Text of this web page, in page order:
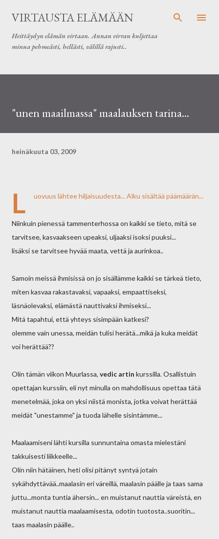
Siirry pääsisältöön
VIRTAUSTA ELÄMÄÄN
Heittäydyn elämän virtaan. Annan virran kuljettaa
minua pehmeästi, hellästi, välillä rajusti..
"unen maailmassa" maalauksen tarina...
heinäkuuta 03, 2009
L uovuus lähtee hiljaisuudesta... Alku sisältää päämäärän...
Niinkuin pienessä tammenterhossa on kaikki se tieto, mitä se
tarvitsee, kasvaakseen upeaksi, uljaaksi isoksi puuksi...
lisäksi se tarvitsee hyvää maata, vettä ja aurinkoa..
Samoin meissä ihmisissä on jo sisällämme kaikki se tärkeä tieto,
miten kasvaa rakastavaksi, vapaaksi, empaattiseksi,
läsnäolevaksi, elämästä nauttivaksi ihmiseksi...
Mitä tapahtui, että yhteys sisimpään katkesi?
olemme vain unessa, meidän tulisi herätä...mikä ja kuka meidät
voi herättää??
Olin tämän viikon Muurlassa, vedic artin kurssilla. Osallistuin
opettajan kurssiin, eli nyt minulla on mahdollisuus opettaa tätä
menetelmää, joka on yksi niistä monista, jotka voivat herättää
meidät "unestamme" ja tuoda lähelle sisintämme...
Maalaamiseni lähti kursilla sunnuntaina omasta mielestäni
takkuisesti liikkeelle...
Olin niin hätäinen, heti olisi pitänyt syntyä jotain
sykähdyttävää..maalasin eri väreillä, maalasin päälle ja taas sama
juttu...monta tuntia ähersin... en muistanut nauttia väreistä, en
muistanut nauttia maalaamisesta, odotin tuotosta..suoritin...
taas maalasin päälle..